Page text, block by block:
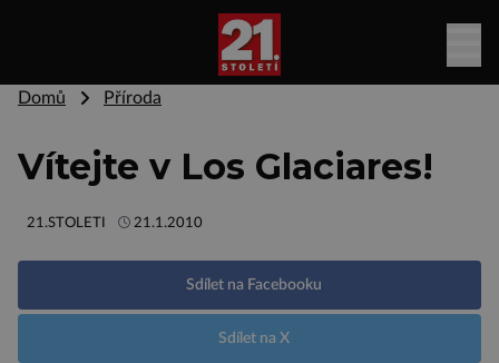
Domů Příroda
Vítejte v Los Glaciares!
21.STOLETI 21.1.2010
Sdílet na Facebooku
Sdílet na X